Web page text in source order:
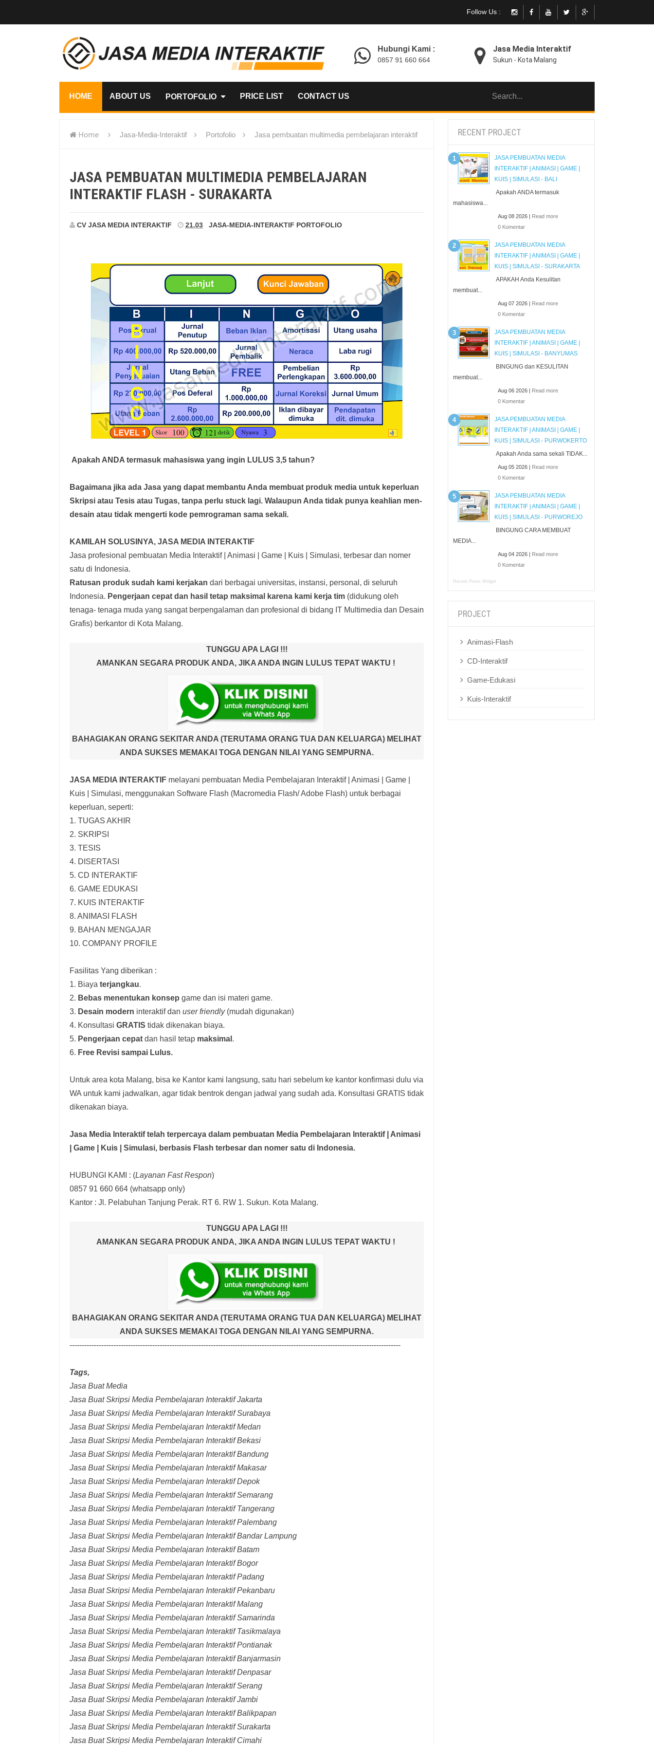
Follow Us :
Hubungi Kami :
0857 91 660 664
Jasa Media Interaktif
Sukun - Kota Malang
HOME ABOUT US PORTOFOLIO PRICE LIST CONTACT US
Home Jasa-Media-Interaktif Portofolio Jasa pembuatan multimedia pembelajaran interaktif
JASA PEMBUATAN MULTIMEDIA PEMBELAJARAN
INTERAKTIF FLASH - SURAKARTA
CV JASA MEDIA INTERAKTIF 21.03 JASA-MEDIA-INTERAKTIF PORTOFOLIO
Apakah ANDA termasuk mahasiswa yang ingin LULUS 3,5 tahun?
Bagaimana jika ada Jasa yang dapat membantu Anda membuat produk media untuk keperluan
Skripsi atau Tesis atau Tugas, tanpa perlu stuck lagi. Walaupun Anda tidak punya keahlian men-
desain atau tidak mengerti kode pemrograman sama sekali.
KAMILAH SOLUSINYA, JASA MEDIA INTERAKTIF
Jasa profesional pembuatan Media Interaktif | Animasi | Game | Kuis | Simulasi, terbesar dan nomer
satu di Indonesia.
Ratusan produk sudah kami kerjakan dari berbagai universitas, instansi, personal, di seluruh
Indonesia. Pengerjaan cepat dan hasil tetap maksimal karena kami kerja tim (didukung oleh
tenaga- tenaga muda yang sangat berpengalaman dan profesional di bidang IT Multimedia dan Desain
Grafis) berkantor di Kota Malang.
TUNGGU APA LAGI !!!
AMANKAN SEGARA PRODUK ANDA, JIKA ANDA INGIN LULUS TEPAT WAKTU !
BAHAGIAKAN ORANG SEKITAR ANDA (TERUTAMA ORANG TUA DAN KELUARGA) MELIHAT
ANDA SUKSES MEMAKAI TOGA DENGAN NILAI YANG SEMPURNA.
JASA MEDIA INTERAKTIF melayani pembuatan Media Pembelajaran Interaktif| Animasi | Game |
Kuis | Simulasi, menggunakan Software Flash (Macromedia Flash/ Adobe Flash) untuk berbagai
keperluan, seperti:
1. TUGAS AKHIR
2. SKRIPSI
3. TESIS
4. DISERTASI
5. CD INTERAKTIF
6. GAME EDUKASI
7. KUIS INTERAKTIF
8. ANIMASI FLASH
9. BAHAN MENGAJAR
10. COMPANY PROFILE
Fasilitas Yang diberikan :
1. Biaya terjangkau.
2. Bebas menentukan konsep game dan isi materi game.
3. Desain modern interaktif dan user friendly(mudah digunakan)
4. Konsultasi GRATIS tidak dikenakan biaya.
5. Pengerjaan cepat dan hasil tetap maksimal .
6. Free Revisi sampai Lulus.
Untuk area kota Malang, bisa ke Kantor kami langsung, satu hari sebelum ke kantor konfirmasi dulu via
WA untuk kami jadwalkan, agar tidak bentrok dengan jadwal yang sudah ada. Konsultasi GRATIS tidak
dikenakan biaya.
Jasa Media Interaktif telah terpercaya dalam pembuatan Media Pembelajaran Interaktif| Animasi
| Game | Kuis | Simulasi, berbasis Flash terbesar dan nomer satu di Indonesia.
HUBUNGI KAMI : (Layanan Fast Respon)
0857 91 660 664 (whatsapp only)
Kantor : Jl. Pelabuhan Tanjung Perak. RT 6. RW 1. Sukun. Kota Malang.
TUNGGU APA LAGI !!!
AMANKAN SEGARA PRODUK ANDA, JIKA ANDA INGIN LULUS TEPAT WAKTU !
BAHAGIAKAN ORANG SEKITAR ANDA (TERUTAMA ORANG TUA DAN KELUARGA) MELIHAT
ANDA SUKSES MEMAKAI TOGA DENGAN NILAI YANG SEMPURNA.
----------------------------------------------------------------------------------------------------------------------------------------
Tags,
Jasa Buat Media
Jasa Buat Skripsi Media Pembelajaran Interaktif Jakarta
Jasa Buat Skripsi Media Pembelajaran Interaktif Surabaya
Jasa Buat Skripsi Media Pembelajaran Interaktif Medan
Jasa Buat Skripsi Media Pembelajaran Interaktif Bekasi
Jasa Buat Skripsi Media Pembelajaran Interaktif Bandung
Jasa Buat Skripsi Media Pembelajaran Interaktif Makasar
Jasa Buat Skripsi Media Pembelajaran Interaktif Depok
Jasa Buat Skripsi Media Pembelajaran Interaktif Semarang
Jasa Buat Skripsi Media Pembelajaran Interaktif Tangerang
Jasa Buat Skripsi Media Pembelajaran Interaktif Palembang
Jasa Buat Skripsi Media Pembelajaran Interaktif Bandar Lampung
Jasa Buat Skripsi Media Pembelajaran Interaktif Batam
Jasa Buat Skripsi Media Pembelajaran Interaktif Bogor
Jasa Buat Skripsi Media Pembelajaran Interaktif Padang
Jasa Buat Skripsi Media Pembelajaran Interaktif Pekanbaru
Jasa Buat Skripsi Media Pembelajaran Interaktif Malang
Jasa Buat Skripsi Media Pembelajaran Interaktif Samarinda
Jasa Buat Skripsi Media Pembelajaran Interaktif Tasikmalaya
Jasa Buat Skripsi Media Pembelajaran Interaktif Pontianak
Jasa Buat Skripsi Media Pembelajaran Interaktif Banjarmasin
Jasa Buat Skripsi Media Pembelajaran Interaktif Denpasar
Jasa Buat Skripsi Media Pembelajaran Interaktif Serang
Jasa Buat Skripsi Media Pembelajaran Interaktif Jambi
Jasa Buat Skripsi Media Pembelajaran Interaktif Balikpapan
Jasa Buat Skripsi Media Pembelajaran Interaktif Surakarta
Jasa Buat Skripsi Media Pembelajaran Interaktif Cimahi
RECENT PROJECT
JASA PEMBUATAN MEDIA
INTERAKTIF | ANIMASI | GAME |
KUIS | SIMULASI - BALI
Apakah ANDA termasuk
mahasiswa...
Aug 08 2026 | Read more
0 Komentar
JASA PEMBUATAN MEDIA
INTERAKTIF | ANIMASI | GAME |
KUIS | SIMULASI - SURAKARTA
APAKAH Anda Kesulitan
membuat...
Aug 07 2026 | Read more
0 Komentar
JASA PEMBUATAN MEDIA
INTERAKTIF | ANIMASI | GAME |
KUIS | SIMULASI - BANYUMAS
BINGUNG dan KESULITAN
membuat...
Aug 06 2026 | Read more
0 Komentar
JASA PEMBUATAN MEDIA
INTERAKTIF | ANIMASI | GAME |
KUIS | SIMULASI - PURWOKERTO
Apakah Anda sama sekali TIDAK...
Aug 05 2026 | Read more
0 Komentar
JASA PEMBUATAN MEDIA
INTERAKTIF | ANIMASI | GAME |
KUIS | SIMULASI - PURWOREJO
BINGUNG CARA MEMBUAT
MEDIA...
Aug 04 2026 | Read more
0 Komentar
Recent Posts Widget
PROJECT
Animasi-Flash
CD-Interaktif
Game-Edukasi
Kuis-Interaktif